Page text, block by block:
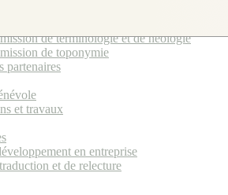
de terminologie et de néologie
de toponymie
partenaires
et travaux
en entreprise
et de relecture